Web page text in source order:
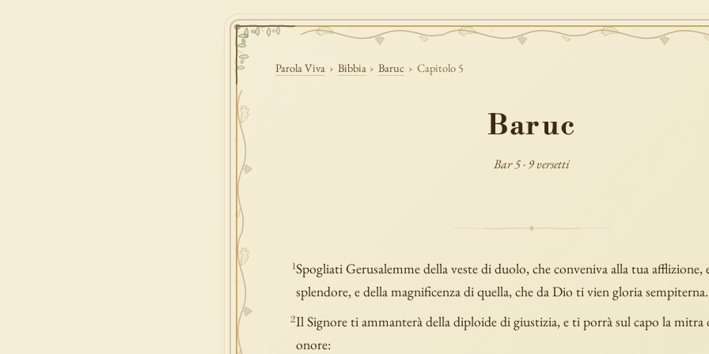
Parola Viva › Bibbia › Baruc › Capitolo 5
Baruc
Bar 5 · 9 versetti
1Spogliati Gerusalemme della veste di duolo, che conveniva alla tua afflizione,
splendore, e della magnificenza di quella, che da Dio ti vien gloria sempiterna.
2Il Signore ti ammanterà della diploide di giustizia, e ti porrà sul capo la mitra
onore: